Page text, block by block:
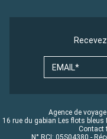
EMAIL*
Agence de
16 rue du gabian Les flots
Contact
N° RCI: 05S04380 -